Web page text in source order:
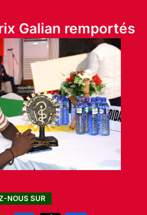
Galian remportés
NOUS SUR